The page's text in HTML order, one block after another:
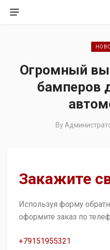
Огромный
бамперов
By
Закажите
Используя форму
оформите заказ по
+79151955321